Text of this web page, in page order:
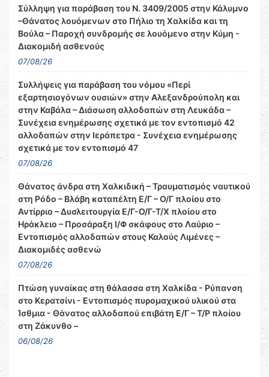
Σύλληψη για παράβαση του Ν. 3409/2005 στην Κάλυμνο
–Θάνατος λουόμενων στο Πήλιο τη Χαλκίδα και τη
Βούλα – Παροχή συνδρομής σε λουόμενο στην Κύμη -
Διακομιδή ασθενούς
07/08/26
Συλλήψεις για παράβαση του νόμου «Περί
εξαρτησιογόνων ουσιών» στην Αλεξανδρούπολη και
στην Καβάλα – Διάσωση αλλοδαπών στη Λευκάδα –
Συνέχεια ενημέρωσης σχετικά με τον εντοπισμό 42
αλλοδαπών στην Ιεράπετρα - Συνέχεια ενημέρωσης
σχετικά με τον εντοπισμό 47
07/08/26
Θάνατος άνδρα στη Χαλκιδική – Τραυματισμός ναυτικού
στη Ρόδο – Βλάβη καταπέλτη Ε/Γ – Ο/Γ πλοίου στο
Αντίρριο – Δυσλειτουργία Ε/Γ-Ο/Γ-Τ/Χ πλοίου στο
Ηράκλειο – Προσάραξη Ι/Φ σκάφους στο Λαύριο –
Εντοπισμός αλλοδαπών στους Καλούς Λιμένες –
Διακομιδές ασθενώ
07/08/26
Πτώση γυναίκας στη θάλασσα στη Χαλκίδα - Ρύπανση
στο Κερατσίνι - Εντοπισμός πυρομαχικού υλικού στα
Ίσθμια - Θάνατος αλλοδαπού επιβάτη Ε/Γ – Τ/Ρ πλοίου
στη Ζάκυνθο –
06/08/26